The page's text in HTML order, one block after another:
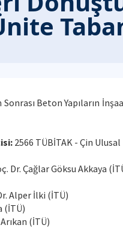
Sonrası Beton Yapıların
2566 TÜBİTAK - Çin
Dr. Çağlar Göksu Akkaya
Alper İlki (İTÜ)
(İTÜ)
(İTÜ)